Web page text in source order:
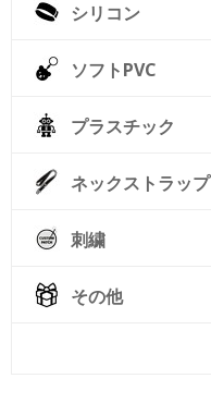
シリコン
ソフトPVC
プラスチック
ネックストラップ
刺繍
その他